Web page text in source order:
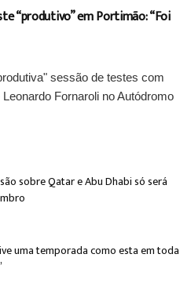
“produtivo” em Portimão: “Foi
sessão de testes com
Fornaroli no Autódromo
sobre Qatar e Abu Dhabi só será
uma temporada como esta em toda